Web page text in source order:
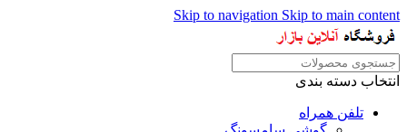
Skip to navigation Skip to main content
انتخاب دسته بندی
تلفن همراه